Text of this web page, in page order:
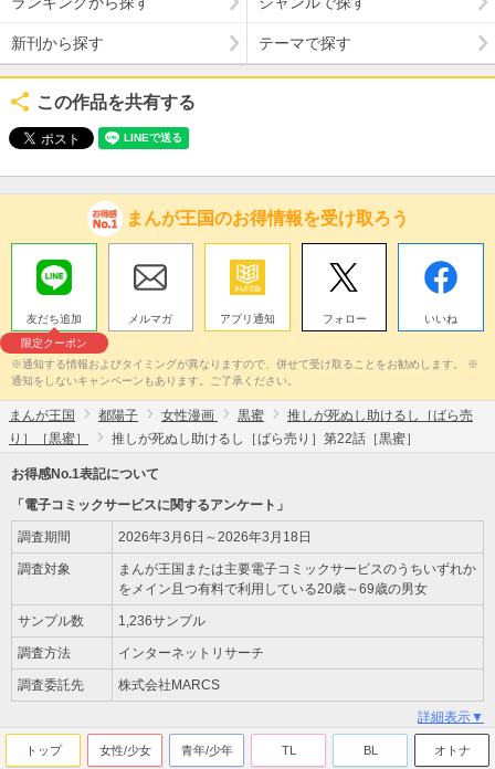
新刊から探す テーマで探す
この作品を共有する
まんが王国のお得情報を受け取ろう
友だち追加
限定クーポン
メルマガ アプリ通知 フォロー いいね
※通知する情報およびタイミングが異なりますので、併せて受け取ることをお勧めします。 ※
通知をしないキャンペーンもあります。ご了承ください。
まんが王国 都陽子 女性漫画 黒蜜
推しが死ぬし助けるし［ばら売
り］［黒蜜］
推しが死ぬし助けるし［ばら売り］第22話［黒蜜］
お得感No.1表記について
「電子コミックサービスに関するアンケート」
調査期間 2026年3月6日～2026年3月18日
調査対象
まんが王国または主要電子コミックサービスのうちいずれか
をメイン且つ有料で利用している20歳～69歳の男女
サンプル数 1,236サンプル
調査方法 インターネットリサーチ
調査委託先 株式会社MARCS
詳細表示▼
トップ 女性/少女 青年/少年 TL BL オトナ